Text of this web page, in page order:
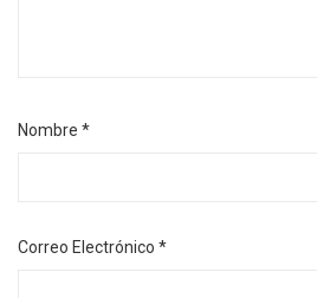
Nombre *
Correo Electrónico *